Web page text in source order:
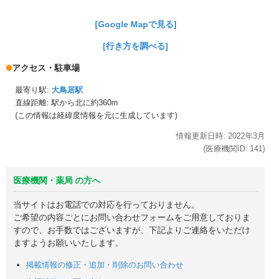
[Google Mapで見る]
[行き方を調べる]
アクセス・駐車場
最寄り駅: 大鳥居駅
直線距離: 駅から北に約360m
(この情報は経緯度情報を元に生成しています)
情報更新日時: 2022年3月
(医療機関ID: 141)
医療機関・薬局 の方へ
当サイトはお電話での対応を行っておりません。
ご希望の内容ごとにお問い合わせフォームをご用意しておりま
すので、お手数ではございますが、下記よりご連絡をいただけ
ますようお願いいたします。
掲載情報の修正・追加・削除のお問い合わせ